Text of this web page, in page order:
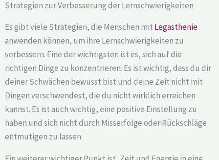
Strategien zur Verbesserung der Lernschwierigkeiten
Es gibt viele Strategien, die Menschen mit Legasthenie
anwenden können, um ihre Lernschwierigkeiten zu
verbessern. Eine der wichtigsten ist es, sich auf die
richtigen Dinge zu konzentrieren. Es ist wichtig, dass du dir
deiner Schwächen bewusst bist und deine Zeit nicht mit
Dingen verschwendest, die du nicht wirklich erreichen
kannst. Es ist auch wichtig, eine positive Einstellung zu
haben und sich nicht durch Misserfolge oder Rückschläge
entmutigen zu lassen.